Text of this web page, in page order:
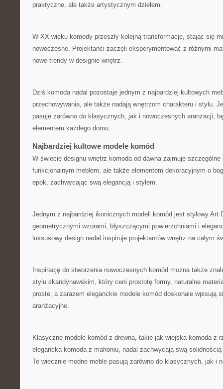
praktyczne, ale także ⁢artystycznym dziełem.
W ​XX wieku komody przeszły kolejną transformację, stając się
nowoczesne. Projektanci zaczęli⁢ eksperymentować z różnymi‍
nowe trendy w designie​ wnętrz.
Dziś‍ komoda nadal pozostaje jednym z najbardziej ​kultowych
przechowywania, ale‌ także nadają⁢ wnętrzom charakteru i stylu.
pasuje zarówno do klasycznych, jak i nowoczesnych aranżacji,
elementem ⁤każdego ⁢domu.
Najbardziej ⁤kultowe modele komód
W ⁢świecie designu wnętrz komoda od⁢ dawna zajmuje
funkcjonalnym meblem, ⁤ale także elementem dekoracyjnym ⁤o​
epok, zachwycając swą elegancją⁢ i stylem.
Jednym z ‌najbardziej ikonicznych modeli komód jest stylowy ⁣Art
geometrycznymi wzorami, błyszczącymi ‌powierzchniami i
luksusowy design nadal⁤ inspiruje projektantów⁤ wnętrz na całym
Inspirację do stworzenia nowoczesnych⁤ komód można także
stylu skandynawskim, który ceni prostotę formy, naturalne
proste, a zarazem eleganckie modele ‍komód doskonale wpisują
⁤aranżacyjne.
Klasyczne modele komód z‌ drewna, takie jak wiejska komoda z
elegancka komoda z mahoniu, nadal zachwycają swą
Te wiecznie modne meble pasują‌ zarówno do⁣ klasycznych, jak i